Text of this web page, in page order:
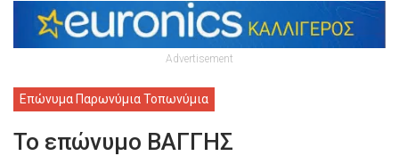
Advertisement
Επώνυμα Παρωνύμια Τοπωνύμια
Το επώνυμο ΒΑΓΓΗΣ